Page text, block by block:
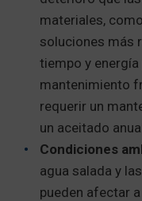
materiales,
soluciones más
tiempo y
mantenimiento
requerir un
un aceitado
Condiciones
agua salada y
pueden afectar